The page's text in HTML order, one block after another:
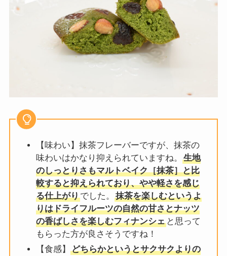
【味わい】抹茶フレーバーですが、抹茶の
味わいはかなり抑えられていますね。
生地
のしっとりさもマルトベイク［抹茶］と比
較すると抑えられており、やや軽さを感じ
る仕上がりでした。
抹茶を楽しむというよ
りはドライフルーツの自然の甘さとナッツ
の香ばしさを楽しむフィナンシェと思って
もらった方が良さそうですね！
【食感】
どちらかというとサクサクよりの